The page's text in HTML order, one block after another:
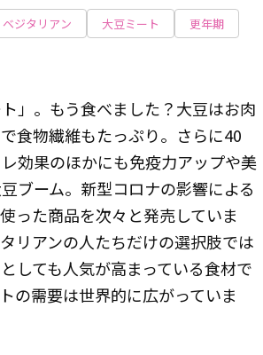
ベジタリアン 大豆ミート 更年期
」。もう食べました？大豆はお肉
食物繊維もたっぷり。さらに40
効果のほかにも免疫力アップや美
ブーム。新型コロナの影響による
った商品を次々と発売していま
リアンの人たちだけの選択肢では
しても人気が高まっている食材で
の需要は世界的に広がっていま